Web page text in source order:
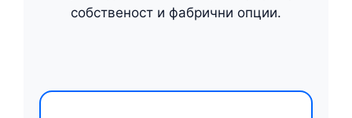
собственост и фабрични опции.